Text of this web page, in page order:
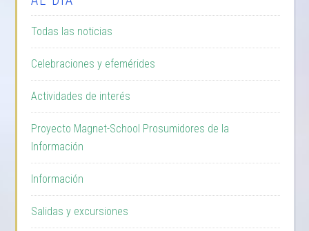
Todas las noticias
Celebraciones y efemérides
Actividades de interés
Proyecto Magnet-School Prosumidores de la
Información
Información
Salidas y excursiones